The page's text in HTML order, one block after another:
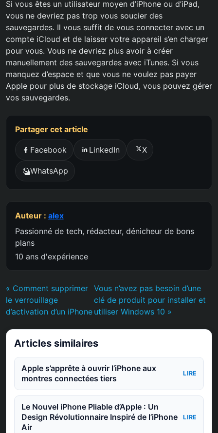
Si vous êtes un utilisateur moyen d’iPhone ou d’iPad,
vous ne devriez pas trop vous soucier des
sauvegardes. Il vous suffit de vous connecter avec un
compte iCloud et de laisser votre appareil s’en charger
pour vous. Vous ne devriez plus avoir à créer
manuellement des sauvegardes avec iTunes. Si vous
manquez d’espace et que vous ne voulez pas payer
Apple pour plus de stockage iCloud, vous pouvez gérer
vos sauvegardes.
Partager cet article
Facebook LinkedIn X
WhatsApp
Auteur : alex
Passionné de tech, rédacteur, dénicheur de bons
plans
10 ans d'expérience
« Comment supprimer
le verrouillage
d’activation d’un iPhone
Vous n’avez pas besoin d’une
clé de produit pour installer et
utiliser Windows 10 »
Articles similaires
Apple s’apprête à ouvrir l’iPhone aux
montres connectées tiers
LIRE
Le Nouvel iPhone Pliable d’Apple : Un
Design Révolutionnaire Inspiré de l’iPhone
Air
LIRE